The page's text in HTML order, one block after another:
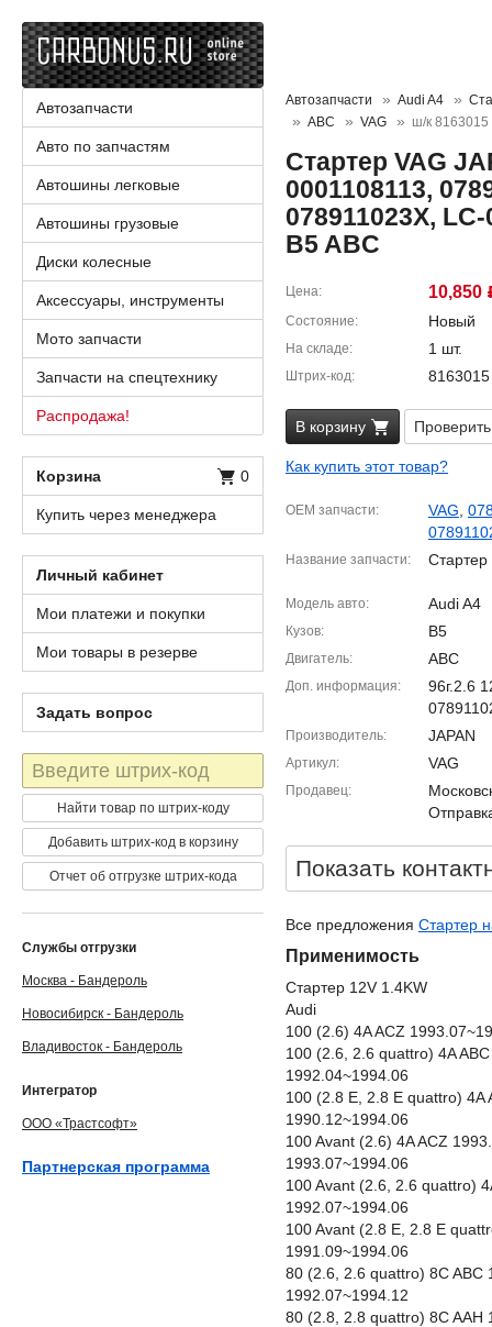
Автозапчасти Audi A4
ABC
VAG ш/к 8163015
Стартер VAG
0001108113,
078911023X,
B5 ABC
Цена 10,850
Состояние Новый
На складе 1 шт.
Штрих-код 8163015
В корзину
Как купить этот товар?
OEM запчасти VAG
Название запчасти Стартер
Модель авто Audi A4
Кузов B5
Двигатель ABC
Доп. информация
96г.2.6
Производитель JAPAN
Артикул VAG
Продавец
Показать
Все предложения Стартер
Применимость
Стартер 12V 1.4KW
Audi
100 (2.6) 4A ACZ
100 (2.6, 2.6 quattro) 4A
1992.04~1994.06
100 (2.8 E, 2.8 E quattro) 4A
1990.12~1994.06
100 Avant (2.6) 4A ACZ
1993.07~1994.06
100 Avant (2.6, 2.6 quattro)
1992.07~1994.06
100 Avant (2.8 E, 2.8 E
1991.09~1994.06
80 (2.6, 2.6 quattro) 8C ABC
1992.07~1994.12
80 (2.8, 2.8 quattro) 8C AAH
Автозапчасти
Авто по запчастям
Автошины легковые
Автошины грузовые
Диски колесные
Аксессуары, инструменты
Мото запчасти
Запчасти на спецтехнику
Распродажа!
Корзина 0
Купить через менеджера
Личный кабинет
Мои платежи и покупки
Мои товары в резерве
Задать вопрос
Штрих-
код
Найти товар по штрих-коду
Добавить штрих-код в корзину
Отчет об отгрузке штрих-кода
Службы отгрузки
Москва - Бандероль
Новосибирск - Бандероль
Владивосток - Бандероль
Интегратор
ООО «Трастсофт»
Партнерская программа